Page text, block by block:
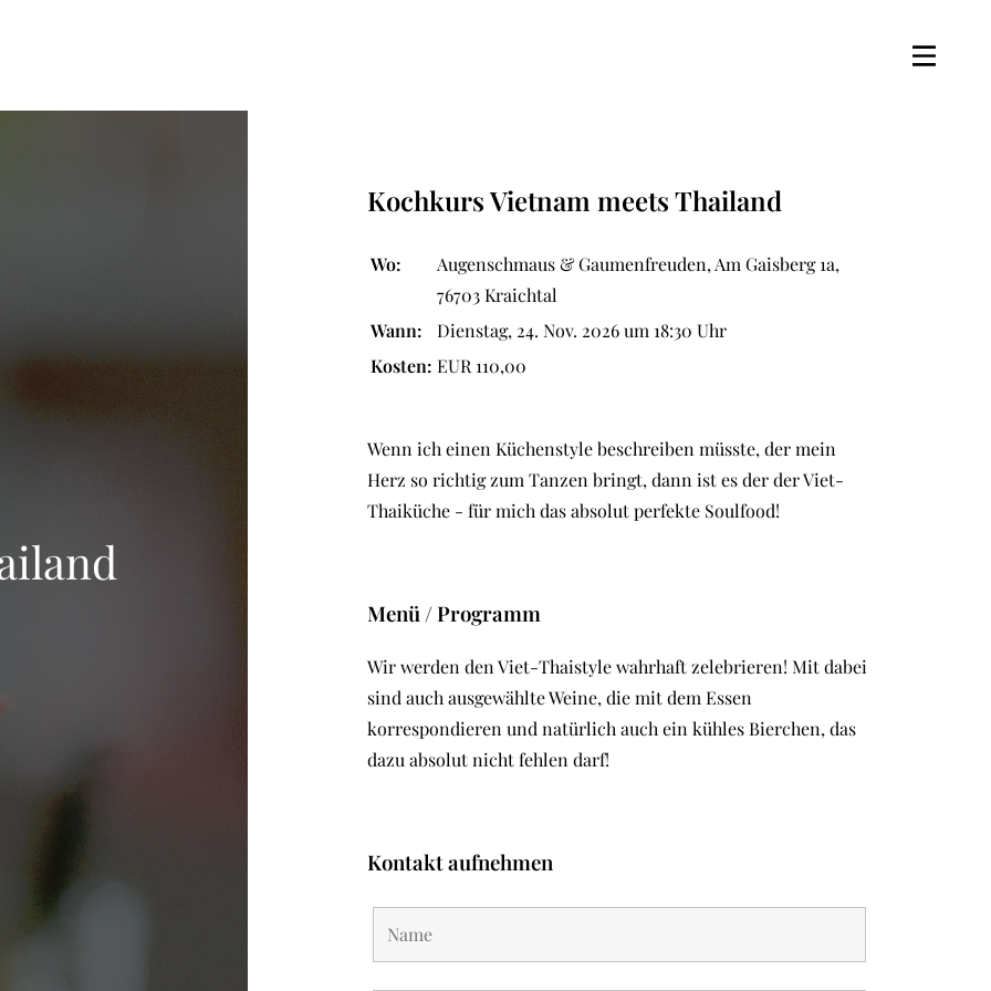
Kochkurs Vietnam meets Thailand
Wo:
Augenschmaus & Gaumenfreuden, Am Gaisberg 1a,
76703 Kraichtal
Wann:
Dienstag, 24. Nov. 2026 um 18:30 Uhr
Kosten: EUR 110,00
Wenn ich einen Küchenstyle beschreiben müsste, der mein
Herz so richtig zum Tanzen bringt, dann ist es der der Viet-
Thaiküche - für mich das absolut perfekte Soulfood!
Menü / Programm
Wir werden den Viet-Thaistyle wahrhaft zelebrieren! Mit dabei
sind auch ausgewählte Weine, die mit dem Essen
korrespondieren und natürlich auch ein kühles Bierchen, das
dazu absolut nicht fehlen darf!
Kontakt aufnehmen